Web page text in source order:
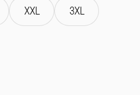
XXL 3XL